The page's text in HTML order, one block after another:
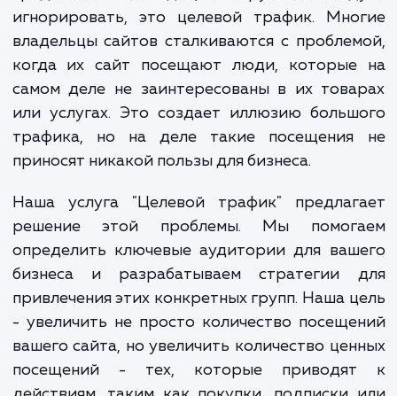
количеством метрик и показателей,
могут быть сложными для понимания.
среди них есть одна, которую не
игнорировать, это целевой трафик.
владельцы сайтов сталкиваются с
когда их сайт посещают люди,
самом деле не заинтересованы в их
или услугах. Это создает иллюзию
трафика, но на деле такие
приносят никакой пользы для бизнеса.
Наша услуга "Целевой трафик"
решение этой проблемы. Мы
определить ключевые аудитории для
бизнеса и разрабатываем стратегии